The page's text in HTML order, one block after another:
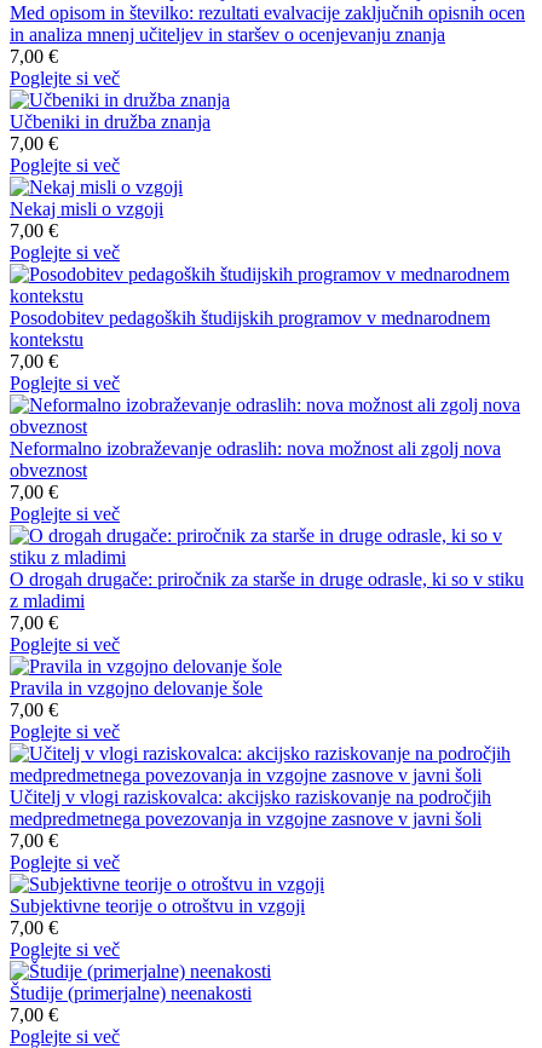
Med opisom in številko: rezultati evalvacije zaključnih opisnih ocen
in analiza mnenj učiteljev in staršev o ocenjevanju znanja
7,00 €
Poglejte si več
Učbeniki in družba znanja
7,00 €
Poglejte si več
Nekaj misli o vzgoji
7,00 €
Poglejte si več
Posodobitev pedagoških študijskih programov v mednarodnem
kontekstu
7,00 €
Poglejte si več
Neformalno izobraževanje odraslih: nova možnost ali zgolj nova
obveznost
7,00 €
Poglejte si več
O drogah drugače: priročnik za starše in druge odrasle, ki so v stiku
z mladimi
7,00 €
Poglejte si več
Pravila in vzgojno delovanje šole
7,00 €
Poglejte si več
Učitelj v vlogi raziskovalca: akcijsko raziskovanje na področjih
medpredmetnega povezovanja in vzgojne zasnove v javni šoli
7,00 €
Poglejte si več
Subjektivne teorije o otroštvu in vzgoji
7,00 €
Poglejte si več
Študije (primerjalne) neenakosti
7,00 €
Poglejte si več